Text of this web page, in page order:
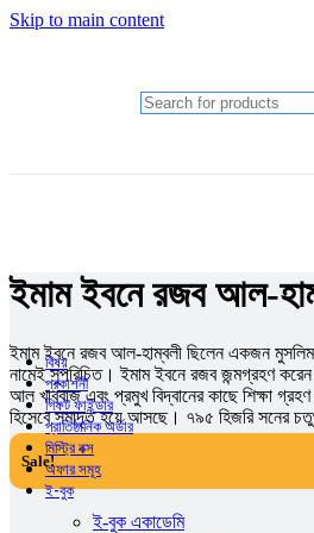
Skip to main content
Anupam Debashis Roy
Shishir Bhattacharja
মানজুর ছফা (সম্পাদক)
রাতুল খান
Shishir Bhattacharja
বিষয়
প্রকাশনী
গিফট ফাইন্ডার
প্রাতিষ্ঠানিক অর্ডার
মিস্ট্রি বক্স
অফার সমূহ
ই-বুক
ই-বুক একাডেমি
ইমাম ইবনে রজব আল-
ইমাম ইবনে রজব আল-হাম্বলী ছিলেন একজন মুসলিম
নামেই সুপরিচিত। ইমাম ইবনে রজব জন্মগ্রহণ
আল খাব্বাজ এবং প্রমুখ বিদ্বানের কাছে শিক্ষা
হিসেবে সমাদৃত হয়ে আসছে। ৭৯৫ হিজরি সনের
Sale!